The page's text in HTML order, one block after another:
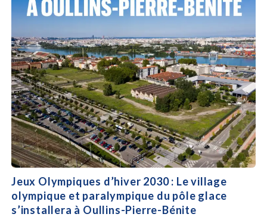
Jeux Olympiques d’hiver 2030 : Le village
olympique et paralympique du pôle glace
s’installera à Oullins-Pierre-Bénite